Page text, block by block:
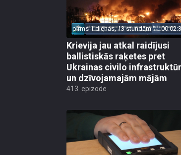
pirms 1 dienas, 13 stundām
Krievija jau atkal raidījusi
ballistiskās raķetes pret
Ukrainas civilo
un dzīvojamajām mājām
413. epizode